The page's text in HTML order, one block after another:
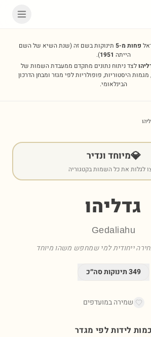
פחות מ-5 תינוקות בשם זה(שנת השיא של השם
הייתה 1951
).
לצד ניתוח נתונים מתקדם ממעבדת השמות של
היסטוריות, פופולריות לפי מגזר ומבחן הדרכון
הבינלאומי.
💎מיוחד ונדיר
לגלות את כל השמות בקטגוריה
גדליהו
Gedaliahu
ייחודית למי שמחפש משהו מיוחד
349תינוקות סה״כ
שמירה במועדפים
כמות לידות לפי מגדר